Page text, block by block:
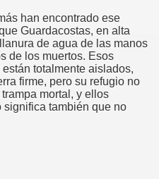
han encontrado ese
Guardacostas, en alta
de agua de las manos
de los muertos. Esos
totalmente aislados,
firme, pero su refugio no
mortal, y ellos
también que no